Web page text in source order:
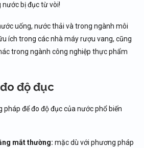
nước bị đục từ vòi!
uống, nước thải và trong ngành môi
ích trong các nhà máy rượu vang, cũng
trong ngành công nghiệp thực phẩm
độ đục
pháp để đo độ đục của nước phổ biến
mắt thường: mặc dù với phương pháp